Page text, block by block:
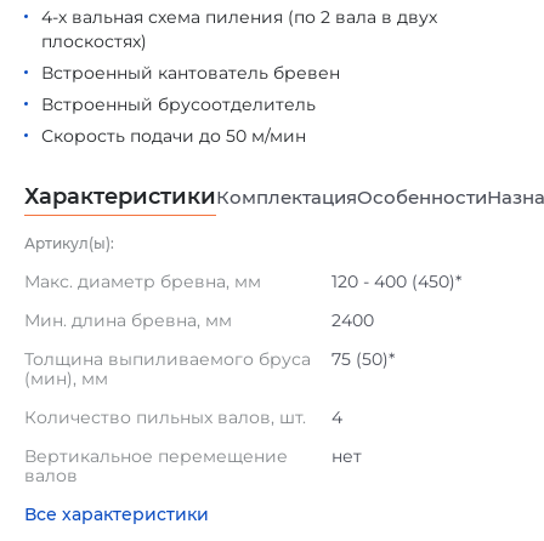
4-х вальная схема пиления (по 2 вала в двух
плоскостях)
Встроенный кантователь бревен
Встроенный брусоотделитель
Скорость подачи до 50 м/мин
ХарактеристикиКомплектацияОсобенности
Артикул(ы):
Макс. диаметр бревна, мм
120 - 400 (450)*
Мин. длина бревна, мм
2400
Толщина выпиливаемого бруса
(мин), мм
75 (50)*
Количество пильных валов, шт.
4
Вертикальное перемещение
валов
нет
Все характеристики